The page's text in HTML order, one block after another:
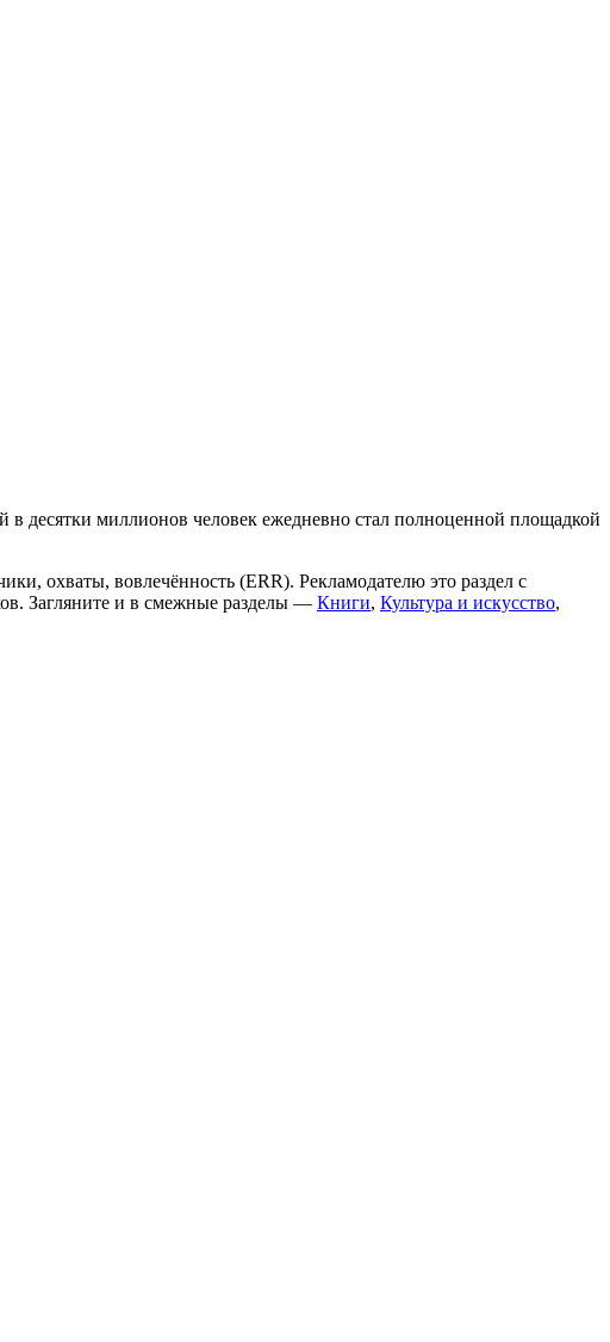
десятки миллионов человек ежедневно стал полноценной площадкой
охваты, вовлечённость (ERR). Рекламодателю это раздел с
Загляните и в смежные разделы — Книги, Культура и искусство,